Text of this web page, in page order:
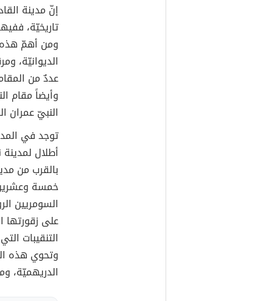
إنّ مدينة
تاريخيّة،
ومن أهمّ هذه
الديوانيّة،
عددٌ من
وأيضاً مقام
النبيّ عمران
توجد في
أطلال
بالقرب من
خمسة
السومريين
على زقورتها
التنقيبات
وتحوي هذه
الدريهميّة،